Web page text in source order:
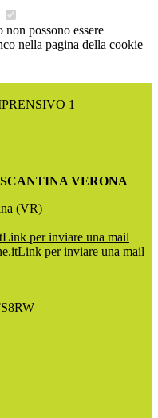
possono essere
nella pagina della cookie
1
VERONA
(VR)
Link per inviare una mail
Link per inviare una mail